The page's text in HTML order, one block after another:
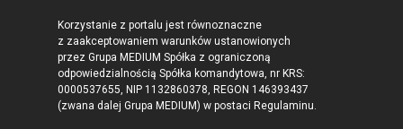
Korzystanie z portalu jest równoznaczne
z zaakceptowaniem warunków ustanowionych
przez Grupa MEDIUM Spółka z ograniczoną
odpowiedzialnością Spółka komandytowa, nr KRS:
0000537655, NIP 1132860378, REGON 146393437
(zwana dalej Grupa MEDIUM) w postaci Regulaminu.